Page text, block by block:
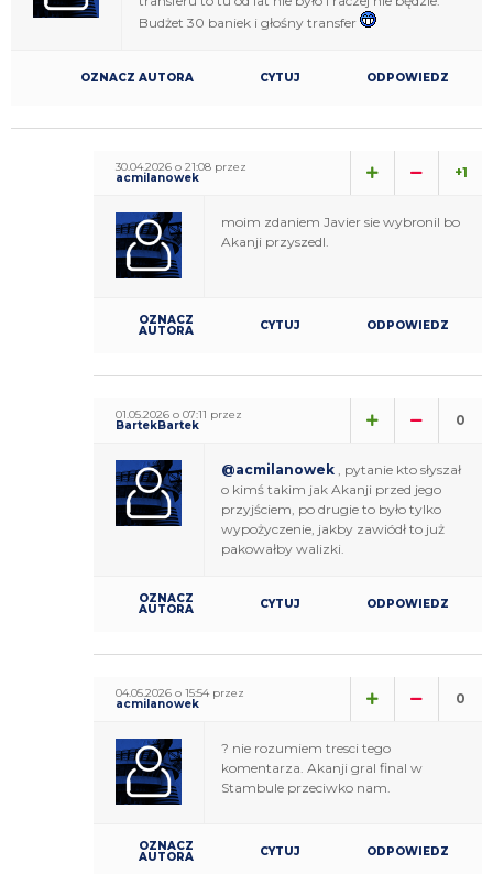
Budżet 30 baniek i głośny transfer
OZNACZ AUTORA CYTUJ ODPOWIEDZ
30.04.2026 o 21:08 przez
acmilanowek +1
moim zdaniem Javier sie wybronil bo
Akanji przyszedl.
OZNACZ
AUTORA CYTUJ ODPOWIEDZ
01.05.2026 o 07:11 przez
BartekBartek 0
@acmilanowek , pytanie kto słyszał
o kimś takim jak Akanji przed jego
przyjściem, po drugie to było tylko
wypożyczenie, jakby zawiódł to już
pakowałby walizki.
OZNACZ
AUTORA CYTUJ ODPOWIEDZ
04.05.2026 o 15:54 przez
acmilanowek 0
? nie rozumiem tresci tego
komentarza. Akanji gral final w
Stambule przeciwko nam.
OZNACZ
AUTORA CYTUJ ODPOWIEDZ